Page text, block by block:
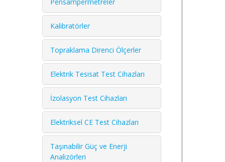
Kalibratörler
Topraklama Direnci Ölçerler
Elektrik Tesisat Test Cihazları
İzolasyon Test Cihazları
Elektriksel CE Test Cihazları
Taşınabilir Güç ve Enerji
Analizörleri